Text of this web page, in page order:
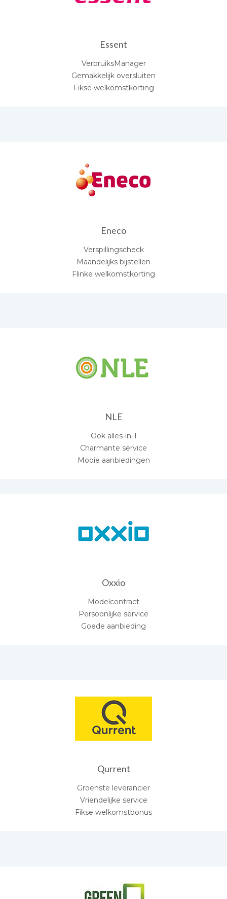
Essent
VerbruiksManager
Gemakkelijk oversluiten
Fikse welkomstkorting
Eneco
Verspillingscheck
Maandelijks bijstellen
Flinke welkomstkorting
NLE
Ook alles-in-1
Charmante service
Mooie aanbiedingen
Oxxio
Modelcontract
Persoonlijke service
Goede aanbieding
Qurrent
Groenste leverancier
Vriendelijke service
Fikse welkomstbonus